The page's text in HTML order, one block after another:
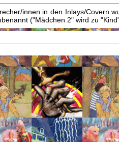
innen in den Inlays/Covern
("Mädchen 2" wird zu